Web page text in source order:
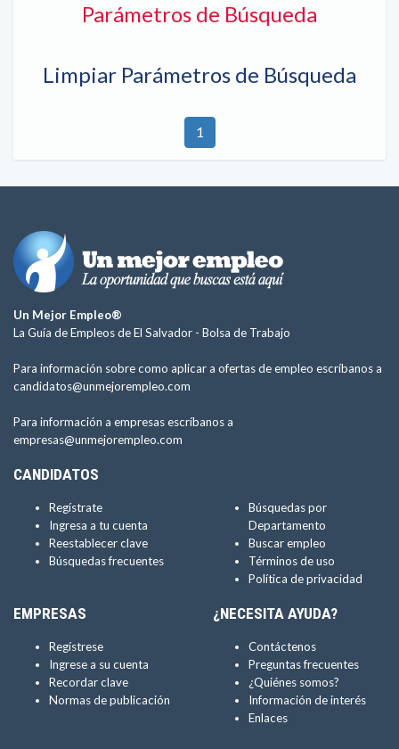
Parámetros de Búsqueda
Limpiar Parámetros de Búsqueda
1
Un Mejor Empleo®
La Guía de Empleos de El Salvador - Bolsa de Trabajo
Para información sobre como aplicar a ofertas de empleo escríbanos a
candidatos@unmejorempleo.com
Para información a empresas escríbanos a
empresas@unmejorempleo.com
CANDIDATOS
Regístrate
Ingresa a tu cuenta
Reestablecer clave
Búsquedas frecuentes
Búsquedas por
Departamento
Buscar empleo
Términos de uso
Política de privacidad
EMPRESAS
Regístrese
Ingrese a su cuenta
Recordar clave
Normas de publicación
¿NECESITA AYUDA?
Contáctenos
Preguntas frecuentes
¿Quiénes somos?
Información de interés
Enlaces